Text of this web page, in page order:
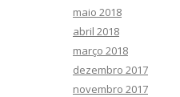
maio 2018
abril 2018
março 2018
dezembro 2017
novembro 2017